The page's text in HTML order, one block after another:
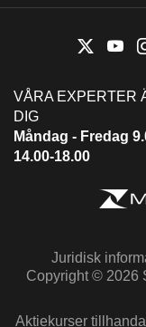
VÅRA EXPERTER
DIG
Måndag - Fredag
14.00-18.00
Juridisk
Copyright © 2026
Aktiekurser